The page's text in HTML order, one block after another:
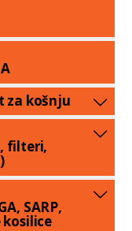
za košnju
filteri,
SARP,
kosilice